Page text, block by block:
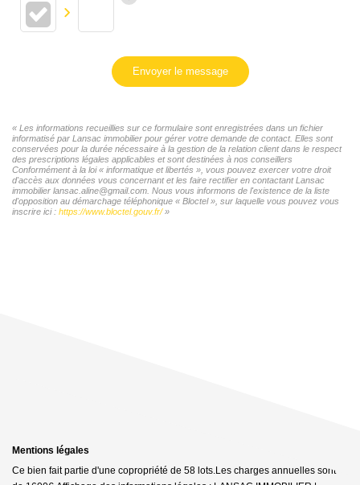
Envoyer le message
« Les informations recueillies sur ce formulaire sont enregistrées dans un fichier
informatisé par Lansac immobilier pour gérer votre demande de contact. Elles sont
conservées pour la durée nécessaire à la gestion de la relation client dans le respect
des prescriptions légales applicables et sont destinées à nos conseillers
Conformément à la loi « informatique et libertés », vous pouvez exercer votre droit
d'accès aux données vous concernant et les faire rectifier en contactant Lansac
immobilier lansac.aline@gmail.com. Nous vous informons de l'existence de la liste
d'opposition au démarchage téléphonique « Bloctel », sur laquelle vous pouvez vous
inscrire ici : https://www.bloctel.gouv.fr/»
Mentions légales
Ce bien fait partie d'une copropriété de 58 lots.Les charges annuelles sont